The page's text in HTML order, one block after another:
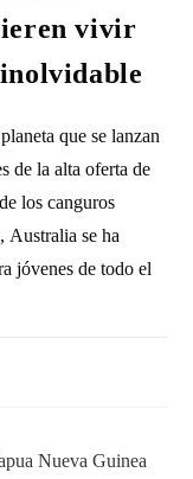
vivir
que se lanzan
de la alta oferta de
los canguros
Australia se ha
jóvenes de todo el